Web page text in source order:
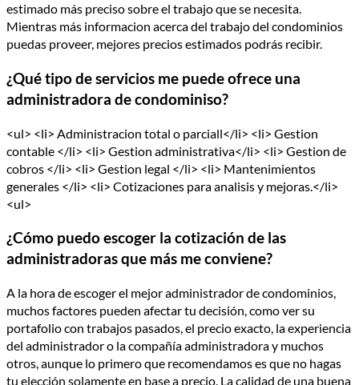
estimado más preciso sobre el trabajo que se necesita.
Mientras más informacion acerca del trabajo del condominios
puedas proveer, mejores precios estimados podrás recibir.
¿Qué tipo de servicios me puede ofrece una
administradora de condominiso?
<ul> <li> Administracion total o parciall</li> <li> Gestion
contable </li> <li> Gestion administrativa</li> <li> Gestion de
cobros </li> <li> Gestion legal </li> <li> Mantenimientos
generales </li> <li> Cotizaciones para analisis y mejoras.</li>
<ul>
¿Cómo puedo escoger la cotización de las
administradoras que más me conviene?
A la hora de escoger el mejor administrador de condominios,
muchos factores pueden afectar tu decisión, como ver su
portafolio con trabajos pasados, el precio exacto, la experiencia
del administrador o la compañía administradora y muchos
otros, aunque lo primero que recomendamos es que no hagas
tu elección solamente en base a precio. La calidad de una buena